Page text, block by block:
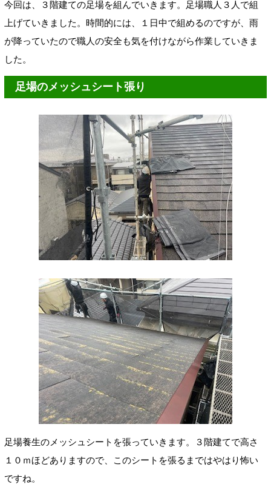
今回は、３階建ての足場を組んでいきます。足場職人３人で組
上げていきました。時間的には、１日中で組めるのですが、雨
が降っていたので職人の安全も気を付けながら作業していきま
した。
足場のメッシュシート張り
足場養生のメッシュシートを張っていきます。３階建てで高さ
１０ｍほどありますので、このシートを張るまではやはり怖い
ですね。